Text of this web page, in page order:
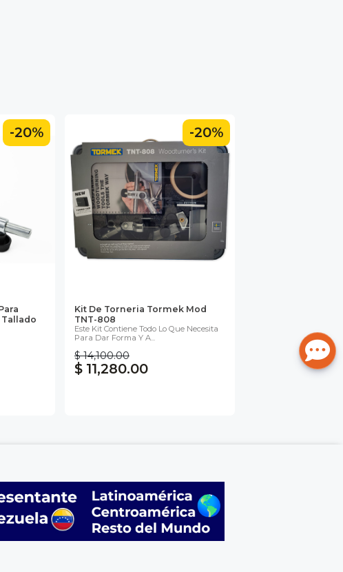
-20%
Tallado
-20%
Kit De Torneria Tormek Mod
TNT-808
Este Kit Contiene Todo Lo Que Necesita
Para Dar Forma Y A...
$ 14,100.00
$ 11,280.00